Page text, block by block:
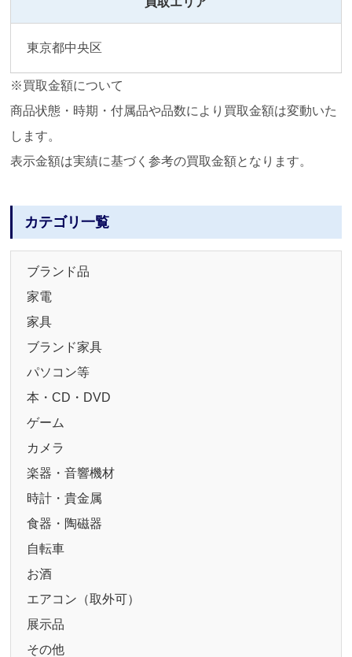
東京都中央区
※買取金額について
商品状態・時期・付属品や品数により買取金額は変動いた
します。
表示金額は実績に基づく参考の買取金額となります。
カテゴリ一覧
ブランド品
家電
家具
ブランド家具
パソコン等
本・CD・DVD
ゲーム
カメラ
楽器・音響機材
時計・貴金属
食器・陶磁器
自転車
お酒
エアコン（取外可）
展示品
その他